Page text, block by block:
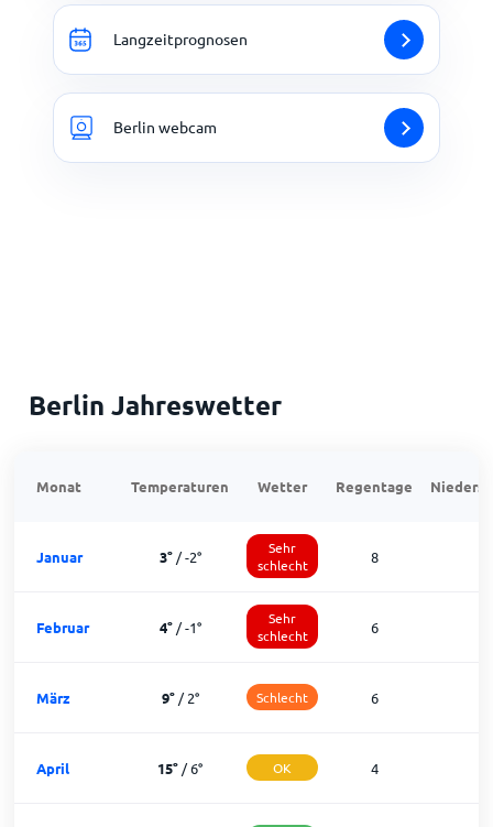
Langzeitprognosen
Berlin webcam
Berlin Jahreswetter
Monat Temperaturen Wetter Regentage
Januar 3°/-2°
Sehr
schlecht
8
Februar 4°/-1°
Sehr
schlecht
6
März 9°/2° Schlecht 6
April 15° /6° OK 4